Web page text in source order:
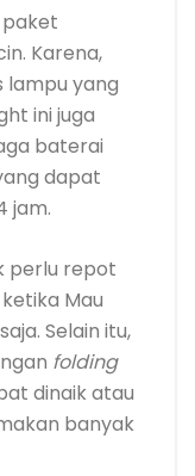
paket
Karena,
lampu yang
ini juga
baterai
dapat
jam.
perlu repot
Mau
Selain itu,
folding
dinaik atau
banyak